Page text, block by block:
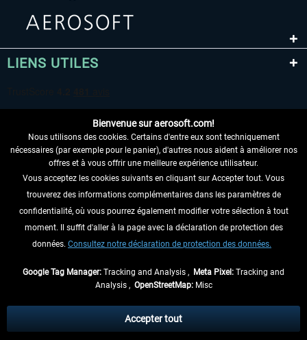
LIENS UTILES
RENONCER AU CONTRAT ICI
INFORMATIONS
NE MANQUEZ PAS LES DERNIÈRES
échéant, frais de remboursement, si aucune description contraire.
** S'applique aux envois vers l'Allemagne. Pour les autres pays, veuillez
Bienvenue sur aerosoft.com!
Nous utilisons des cookies. Certains d'entre eux sont techniquement
nécessaires (par exemple pour le panier), d'autres nous aident à améliorer nos
offres et à vous offrir une meilleure expérience utilisateur.
Vous acceptez les cookies suivants en cliquant sur Accepter tout. Vous
trouverez des informations complémentaires dans les paramètres de
confidentialité, où vous pourrez également modifier votre sélection à tout
moment. Il suffit d'aller à la page avec la déclaration de protection des
données. Consultez notre déclaration de protection des données.
Google Tag Manager: Tracking and Analysis , Meta Pixel: Tracking and
Analysis , OpenStreetMap:Misc
Accepter tout